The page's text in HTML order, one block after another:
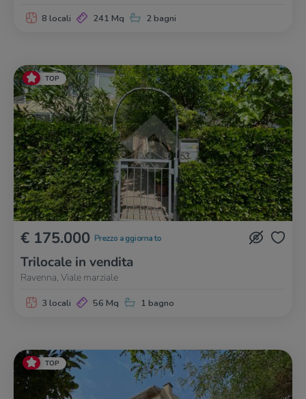
8 locali 241 Mq 2 bagni
TOP
€ 175.000 Prezzo aggiornato
Trilocale in vendita
Ravenna, Viale marziale
3 locali 56 Mq 1 bagno
TOP